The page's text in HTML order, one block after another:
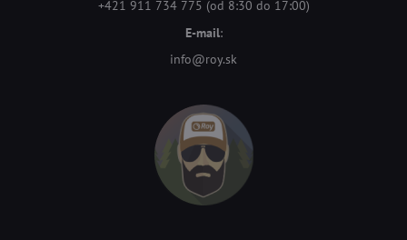
+421 911 734 775 (od 8:30 do 17:00)
E-mail:
info@roy.sk